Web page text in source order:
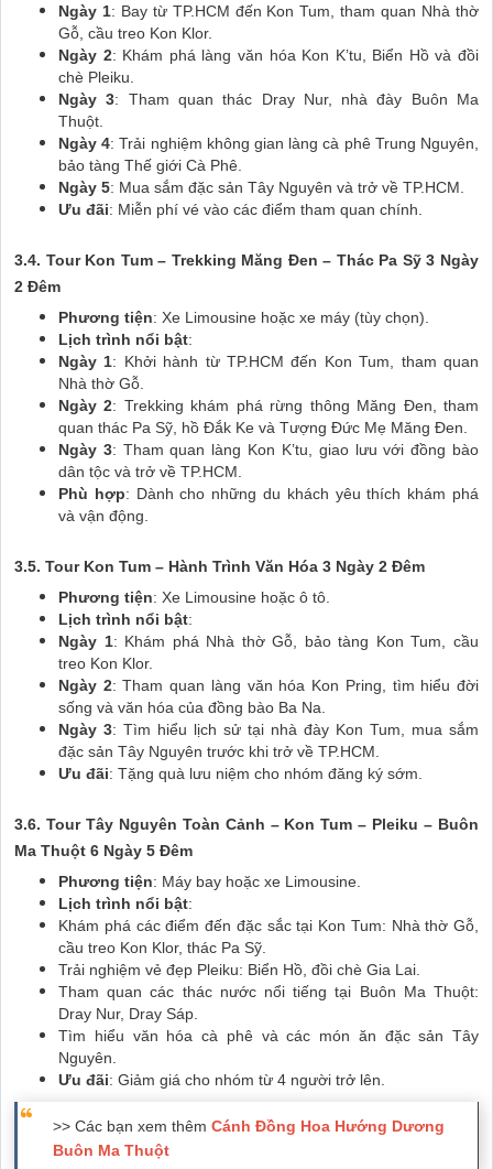
Ngày 1: Bay từ TP.HCM đến Kon Tum, tham quan Nhà thờ
Gỗ, cầu treo Kon Klor.
Ngày 2: Khám phá làng văn hóa Kon K’tu, Biển Hồ và đồi
chè Pleiku.
Ngày 3: Tham quan thác Dray Nur, nhà đày Buôn Ma
Thuột.
Ngày 4: Trải nghiệm không gian làng cà phê Trung Nguyên,
bảo tàng Thế giới Cà Phê.
Ngày 5: Mua sắm đặc sản Tây Nguyên và trở về TP.HCM.
Ưu đãi: Miễn phí vé vào các điểm tham quan chính.
3.4. Tour Kon Tum – Trekking Măng Đen – Thác Pa Sỹ 3 Ngày
2 Đêm
Phương tiện: Xe Limousine hoặc xe máy (tùy chọn).
Lịch trình nổi bật:
Ngày 1: Khởi hành từ TP.HCM đến Kon Tum, tham quan
Nhà thờ Gỗ.
Ngày 2: Trekking khám phá rừng thông Măng Đen, tham
quan thác Pa Sỹ, hồ Đắk Ke và Tượng Đức Mẹ Măng Đen.
Ngày 3: Tham quan làng Kon K’tu, giao lưu với đồng bào
dân tộc và trở về TP.HCM.
Phù hợp: Dành cho những du khách yêu thích khám phá
và vận động.
3.5. Tour Kon Tum – Hành Trình Văn Hóa 3 Ngày 2 Đêm
Phương tiện: Xe Limousine hoặc ô tô.
Lịch trình nổi bật:
Ngày 1: Khám phá Nhà thờ Gỗ, bảo tàng Kon Tum, cầu
treo Kon Klor.
Ngày 2: Tham quan làng văn hóa Kon Pring, tìm hiểu đời
sống và văn hóa của đồng bào Ba Na.
Ngày 3: Tìm hiểu lịch sử tại nhà đày Kon Tum, mua sắm
đặc sản Tây Nguyên trước khi trở về TP.HCM.
Ưu đãi: Tặng quà lưu niệm cho nhóm đăng ký sớm.
3.6. Tour Tây Nguyên Toàn Cảnh – Kon Tum – Pleiku – Buôn
Ma Thuột 6 Ngày 5 Đêm
Phương tiện: Máy bay hoặc xe Limousine.
Lịch trình nổi bật:
Khám phá các điểm đến đặc sắc tại Kon Tum: Nhà thờ Gỗ,
cầu treo Kon Klor, thác Pa Sỹ.
Trải nghiệm vẻ đẹp Pleiku: Biển Hồ, đồi chè Gia Lai.
Tham quan các thác nước nổi tiếng tại Buôn Ma Thuột:
Dray Nur, Dray Sáp.
Tìm hiểu văn hóa cà phê và các món ăn đặc sản Tây
Nguyên.
Ưu đãi: Giảm giá cho nhóm từ 4 người trở lên.
>> Các bạn xem thêm Cánh Đồng Hoa Hướng Dương
Buôn Ma Thuột